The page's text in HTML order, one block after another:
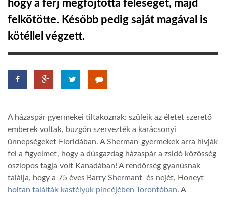
HÍR3D
TROPICALMAGAZIN
A NAP SZÉPE
LINKTR.EE
hogy a férj megfojtotta feleségét, majd
felkötötte. Később pedig saját magával is
kötéllel végzett.
A házaspár gyermekei tiltakoznak: szüleik az életet szerető
emberek voltak, buzgón szervezték a karácsonyi
ünnepségeket Floridában. A Sherman-gyermekek arra hívják
fel a figyelmet, hogy a dúsgazdag házaspár a zsidó közösség
oszlopos tagja volt Kanadában! A rendőrség gyanúsnak
találja, hogy a 75 éves Barry Shermant és nejét, Honeyt
holtan találták kastélyuk pincéjében Torontóban. A